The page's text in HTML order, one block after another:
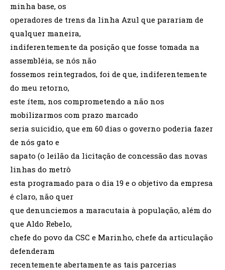
minha base, os
operadores de trens da linha Azul que parariam de
qualquer maneira,
indiferentemente da posição que fosse tomada na
assembléia, se nós não
fossemos reintegrados, foi de que, indiferentemente
do meu retorno,
este ítem, nos comprometendo a não nos
mobilizarmos com prazo marcado
seria suicidio, que em 60 dias o governo poderia fazer
de nós gato e
sapato (o leilão da licitação de concessão das novas
linhas do metrô
esta programado para o dia 19 e o objetivo da empresa
é claro, não quer
que denunciemos a maracutaia à população, além do
que Aldo Rebelo,
chefe do povo da CSC e Marinho, chefe da articulação
defenderam
recentemente abertamente as tais parcerias